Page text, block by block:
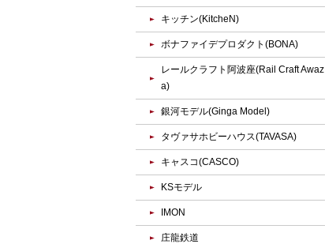
キッチン(KitcheN)
ボナファイデプロダクト(BONA)
レールクラフト阿波座(Rail Craft Awaz
a)
銀河モデル(Ginga Model)
タヴァサホビーハウス(TAVASA)
キャスコ(CASCO)
KSモデル
IMON
庄龍鉄道